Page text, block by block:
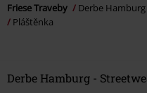
Friese Traveby
Derbe Hamburg
Pláštěnka
Derbe Hamburg -